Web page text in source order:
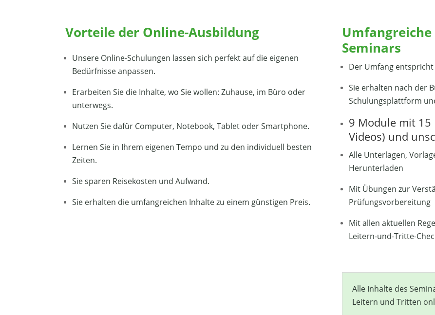
Vorteile der Online-Ausbildung
Unsere Online-Schulungen lassen sich perfekt auf die eigenen
Bedürfnisse anpassen.
Erarbeiten Sie die Inhalte, wo Sie wollen: Zuhause, im Büro oder
unterwegs.
Nutzen Sie dafür Computer, Notebook, Tablet oder Smartphone.
Lernen Sie in Ihrem eigenen Tempo und zu den individuell besten
Zeiten.
Sie sparen Reisekosten und Aufwand.
Sie erhalten die umfangreichen Inhalte zu einem günstigen Preis.
Seminars
Der Umfang entspricht
Sie erhalten nach der
Schulungsplattform
9 Module mit 15
Videos) und
Alle Unterlagen,
Herunterladen
Mit Übungen zur
Prüfungsvorbereitung
Mit allen aktuellen
Leitern-und-Tritte-
Alle Inhalte des
Leitern und Tritten